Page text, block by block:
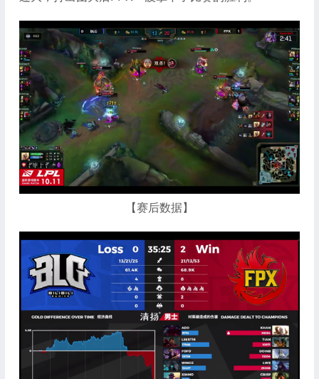
【赛后数据】